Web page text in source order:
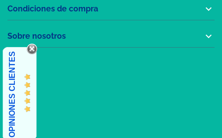
Condiciones de compra 
Sobre nosotros 
OPINIONES CLIENTES